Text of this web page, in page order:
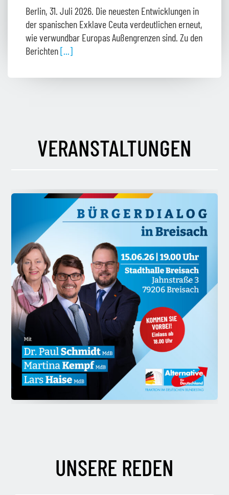
Berlin, 31. Juli 2026. Die neuesten Entwicklungen in
der spanischen Exklave Ceuta verdeutlichen erneut,
wie verwundbar Europas Außengrenzen sind. Zu den
Berichten[...]
VERANSTALTUNGEN
UNSERE REDEN